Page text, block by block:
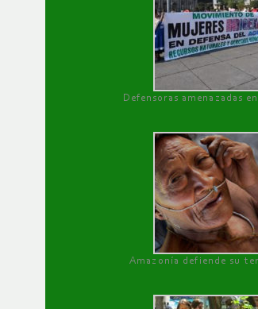
Defensoras amenazadas
Amazonía defiende su